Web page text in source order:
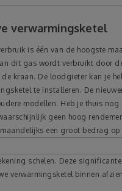
verwarmingsketel
is één van de hoogste
dit gas wordt verbruikt door
kraan. De loodgieter kan je
te installeren. De
modellen. Heb je thuis
geen hoog
een groot bedrag op
schelen. Deze
verwarmingsketel binnen